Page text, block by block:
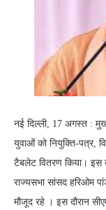
नई दिल्ली, 17 अगस्त :
युवाओं को नियुक्ति-पत्र,
टैबलेट वितरण किया। इस
राज्यसभा सांसद हरिओम
मौजूद रहे । इस दौरान